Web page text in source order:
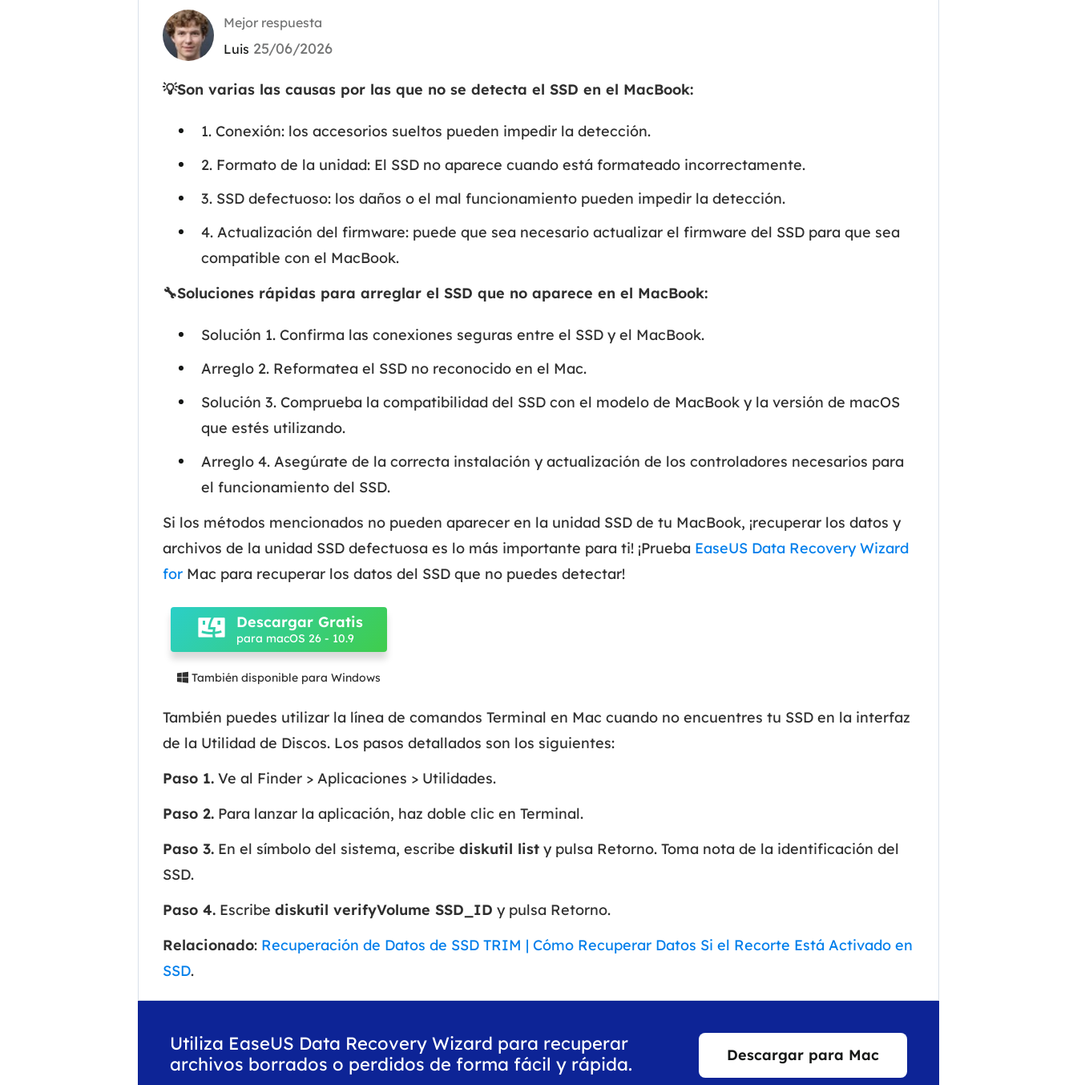
Partition Recovery
Recuperar correo electrónico de Outlook.
MS SQL Recovery
Herramientas de Audio
Mejor respuesta
Luis 25/06/2026
💡Son varias las causas por las que no se detecta el SSD en el MacBook:
1. Conexión: los accesorios sueltos pueden impedir la detección.
2. Formato de la unidad: El SSD no aparece cuando está formateado incorrectamente.
3. SSD defectuoso: los daños o el mal funcionamiento pueden impedir la detección.
4. Actualización del firmware: puede que sea necesario actualizar el firmware del SSD para que sea
compatible con el MacBook.
🔧Soluciones rápidas para arreglar el SSD que no aparece en el MacBook:
Solución 1. Confirma las conexiones seguras entre el SSD y el MacBook.
Arreglo 2. Reformatea el SSD no reconocido en el Mac.
Solución 3. Comprueba la compatibilidad del SSD con el modelo de MacBook y la versión de macOS
que estés utilizando.
Arreglo 4. Asegúrate de la correcta instalación y actualización de los controladores necesarios para
el funcionamiento del SSD.
Si los métodos mencionados no pueden aparecer en la unidad SSD de tu MacBook, ¡recuperar los datos y
archivos de la unidad SSD defectuosa es lo más importante para ti! ¡Prueba EaseUS Data Recovery Wizard
for Mac para recuperar los datos del SSD que no puedes detectar!
Descargar Gratis
para macOS 26 - 10.9
 También disponible para Windows
También puedes utilizar la línea de comandos Terminal en Mac cuando no encuentres tu SSD en la interfaz
de la Utilidad de Discos. Los pasos detallados son los siguientes:
Paso 1. Ve al Finder > Aplicaciones > Utilidades.
Paso 2. Para lanzar la aplicación, haz doble clic en Terminal.
Paso 3. En el símbolo del sistema, escribe diskutil list y pulsa Retorno. Toma nota de la identificación del
SSD.
Paso 4. Escribe diskutil verifyVolume SSD_ID y pulsa Retorno.
Relacionado: Recuperación de Datos de SSD TRIM | Cómo Recuperar Datos Si el Recorte Está Activado en
SSD.
Utiliza EaseUS Data Recovery Wizard para recuperar
archivos borrados o perdidos de forma fácil y rápida.
Descargar para Mac